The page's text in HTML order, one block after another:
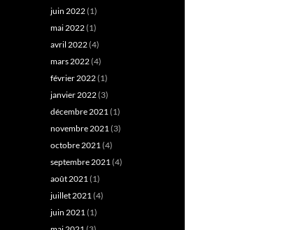
juin 2022(1)
mai 2022(1)
avril 2022(4)
mars 2022(4)
février 2022(1)
janvier 2022(3)
décembre 2021(1)
novembre 2021(3)
octobre 2021(4)
septembre 2021(4)
août 2021(1)
juillet 2021(4)
juin 2021(1)